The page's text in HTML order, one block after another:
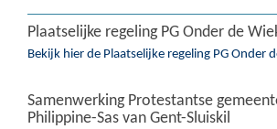
Plaatselijke regeling PG Onder de
Bekijk hier de Plaatselijke regeling PG Onder
Samenwerking Protestantse
Philippine-Sas van Gent-Sluiskil